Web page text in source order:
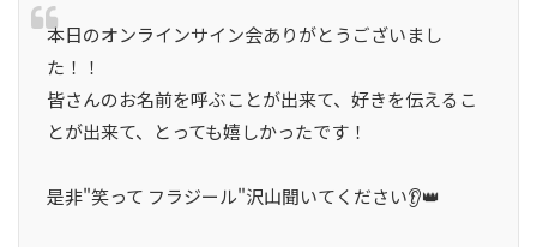
本日のオンラインサイン会ありがとうございまし
た！！
皆さんのお名前を呼ぶことが出来て、好きを伝えるこ
とが出来て、とっても嬉しかったです！
是非"笑って フラジール"沢山聞いてください👂👑